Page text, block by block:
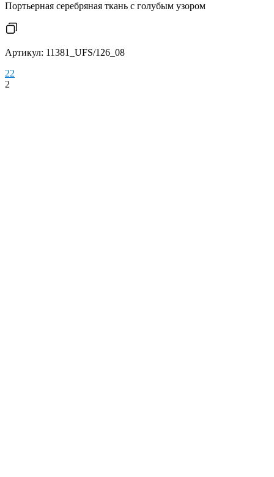
Портьерная серебряная ткань с голубым узором
Артикул: 11381_UFS/126_08
22
2